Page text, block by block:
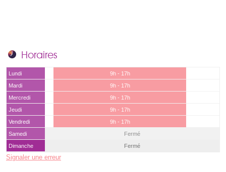
Horaires
Lundi
9h - 17h
Mardi
9h - 17h
Mercredi
9h - 17h
Jeudi
9h - 17h
Vendredi
9h - 17h
Samedi
Fermé
Dimanche
Fermé
Signaler une erreur